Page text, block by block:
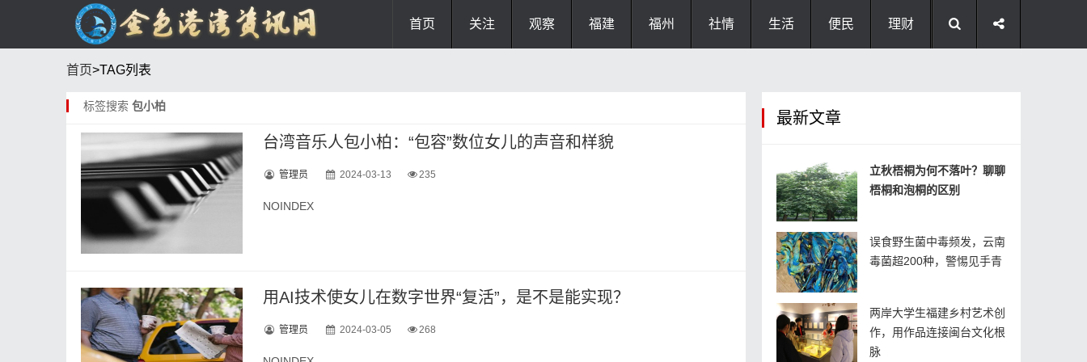
首页 关注 观察 福建 福州 社情 生活 便民 理财
首页>TAG列表
标签搜索 包小柏
台湾音乐人包小柏：“包容”数位女儿的声音和样貌
管理员 2024-03-13 235
NOINDEX
用AI技术使女儿在数字世界“复活”，是不是能实现？
管理员 2024-03-05 268
最新文章
立秋梧桐为何不落叶？聊聊
梧桐和泡桐的区别
误食野生菌中毒频发，云南
毒菌超200种，警惕见手青
两岸大学生福建乡村艺术创
作，用作品连接闽台文化根
脉